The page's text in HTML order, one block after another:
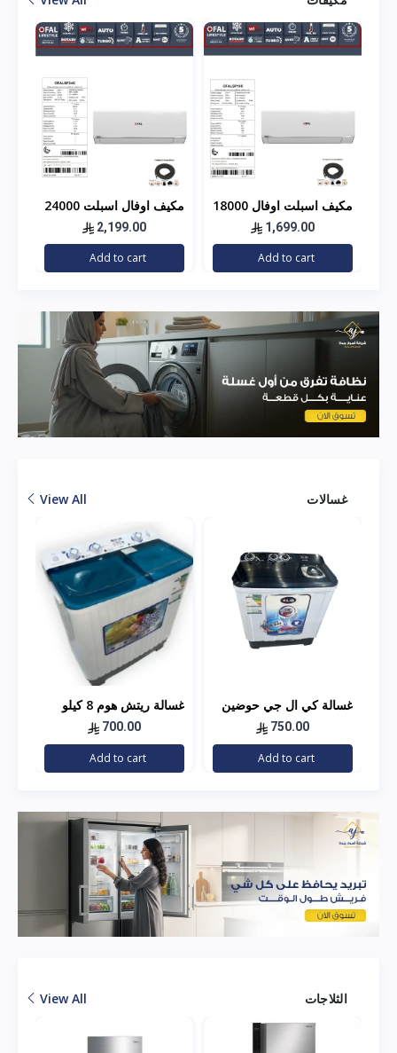
مكيف اوفال اسبلت 24000
وحده - بارد مصنع هاير
2,199.00
Add to cart
مكيف اسبلت اوفال 18000
وحده - بارد - مصنع هاير
1,699.00
Add to cart
غسالات View All
غسالة ريتش هوم 8 كيلو
700.00
Add to cart
غسالة كي ال جي حوضين
750.00
Add to cart
الثلاجات View All